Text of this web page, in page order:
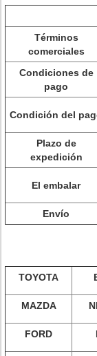
Términos
comerciales
Condiciones de
pago
Condición del
Plazo de
expedición
El embalar
Envío
TOYOTA
MAZDA
FORD